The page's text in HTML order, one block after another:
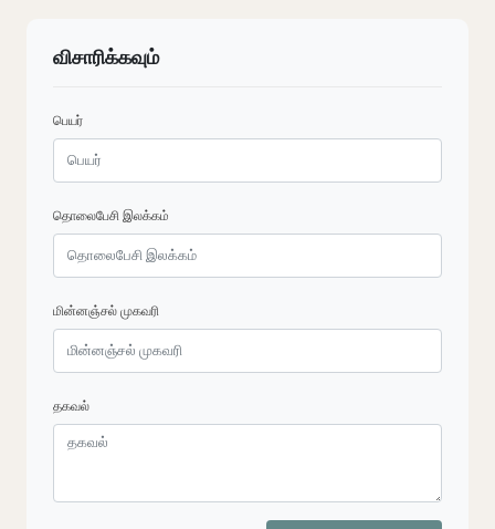
விசாரிக்கவும்
பெயர்
தொலைபேசி இலக்கம்
மின்னஞ்சல் முகவரி
தகவல்